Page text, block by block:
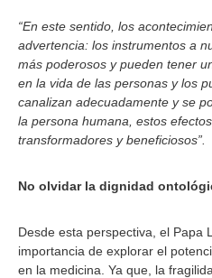
“En este sentido, los
advertencia: los instrumentos a
más poderosos y pueden tener
en la vida de las personas y los
canalizan adecuadamente y se
la persona humana, estos
transformadores y beneficiosos”.
No olvidar la dignidad
Desde esta perspectiva, el Papa
importancia de explorar el
en la medicina. Ya que, la